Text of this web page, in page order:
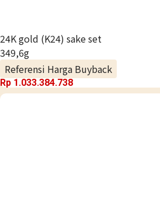
24K gold (K24) sake set
349,6g
Referensi Harga Buyback
Rp 1.033.384.738